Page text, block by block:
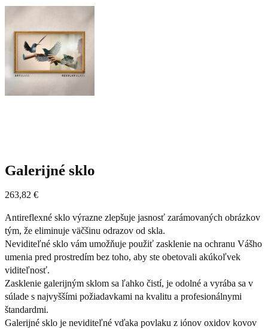
Galerijné sklo
263,82 €
Antireflexné sklo výrazne zlepšuje jasnosť zarámovaných obrázkov
tým, že eliminuje väčšinu odrazov od skla.
Neviditeľné sklo vám umožňuje použiť zasklenie na ochranu Vášho
umenia pred prostredím bez toho, aby ste obetovali akúkoľvek
viditeľnosť.
Zasklenie galerijným sklom sa ľahko čistí, je odolné a vyrába sa v
súlade s najvyššími požiadavkami na kvalitu a profesionálnymi
štandardmi.
Galerijné sklo je neviditeľné vďaka povlaku z iónov oxidov kovov